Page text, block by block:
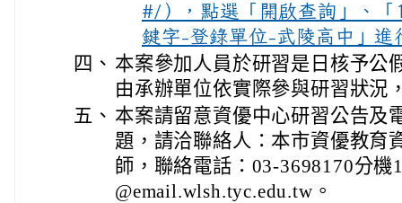
#/），點選「開啟查詢」、
鍵字-登錄單位-武陵高中」進
四、 本案參加人員於研習是日核予公
由承辦單位依實際參與研習狀況
五、 本案請留意資優中心研習公告及
題，請洽聯絡人：本市資優教育
師，聯絡電話：03-3698170分
@email.wlsh.tyc.edu.tw。